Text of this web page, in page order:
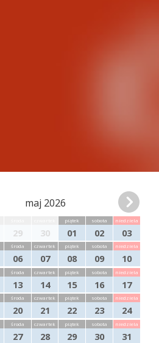
maj 2026
29 30
piątek
01
sobota
02
niedziela
03
środa
06
czwartek
07
piątek
08
sobota
09
niedziela
10
środa
13
czwartek
14
piątek
15
sobota
16
niedziela
17
środa
20
czwartek
21
piątek
22
sobota
23
niedziela
24
środa
27
czwartek
28
piątek
29
sobota
30
niedziela
31